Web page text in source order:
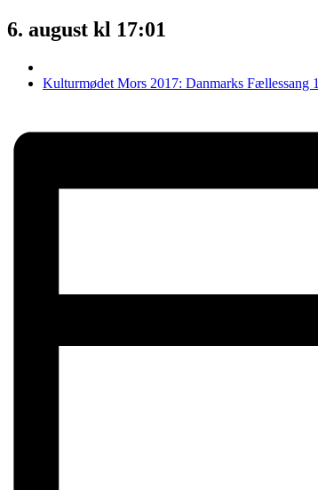
6. august kl 17:01
Kulturmødet Mors 2017: Danmarks Fællessang 1